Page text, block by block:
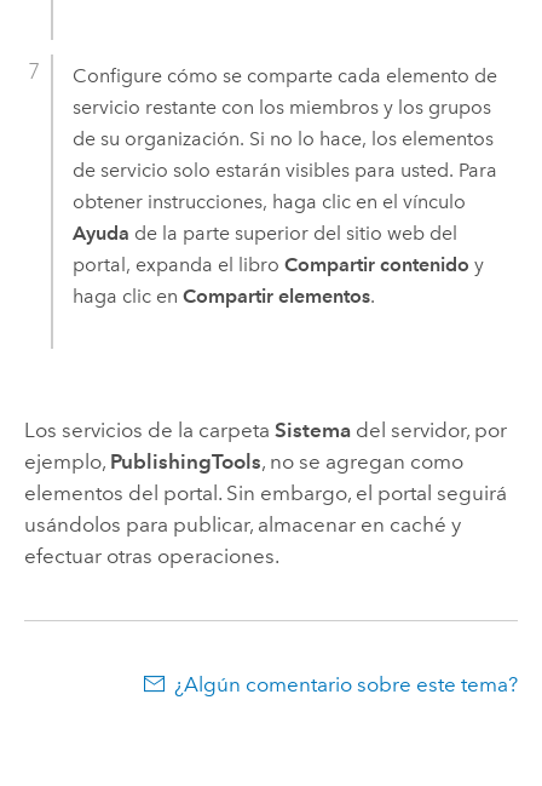
Configure cómo se comparte cada elemento de
servicio restante con los miembros y los grupos
de su organización. Si no lo hace, los elementos
de servicio solo estarán visibles para usted. Para
obtener instrucciones, haga clic en el vínculo
Ayuda de la parte superior del sitio web del
portal, expanda el libro Compartir contenido y
haga clic en Compartir elementos.
Los servicios de la carpeta Sistemadel servidor, por
ejemplo, PublishingTools, no se agregan como
elementos del portal. Sin embargo, el portal seguirá
usándolos para publicar, almacenar en caché y
efectuar otras operaciones.
¿Algún comentario sobre este tema?